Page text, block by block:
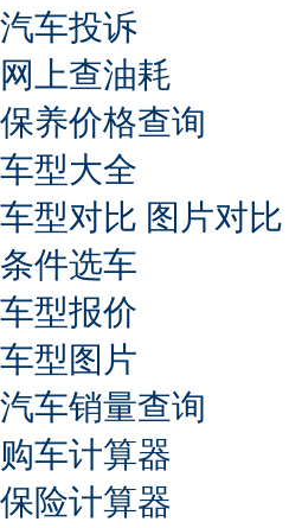
汽车投诉
网上查油耗
保养价格查询
车型大全
车型对比 图片对比
条件选车
车型报价
车型图片
汽车销量查询
购车计算器
保险计算器